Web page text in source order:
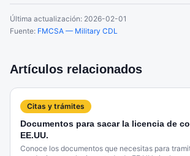
Última actualización: 2026-02-01
Fuente: FMCSA — Military CDL
Artículos relacionados
Citas y trámites
Documentos para sacar la licencia de
EE.UU.
Conoce los documentos que necesitas para